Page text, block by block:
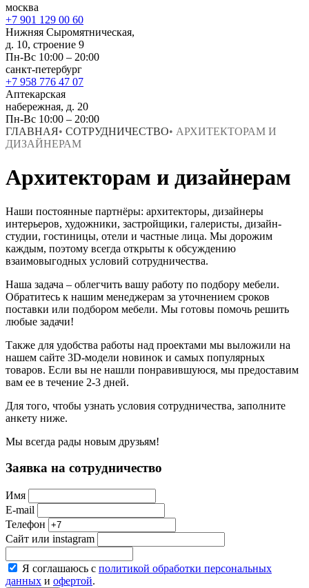
москва
+7 901 129 00 60
Нижняя Сыромятническая,
д. 10, строение 9
Пн-Вс 10:00 – 20:00
санкт-петербург
+7 958 776 47 07
Аптекарская
набережная, д. 20
Пн-Вс 10:00 – 20:00
ГЛАВНАЯ• СОТРУДНИЧЕСТВО• АРХИТЕКТОРАМ И
ДИЗАЙНЕРАМ
Архитекторам и дизайнерам
Наши постоянные партнёры: архитекторы, дизайнеры
интерьеров, художники, застройщики, галеристы, дизайн-
студии, гостиницы, отели и частные лица. Мы дорожим
каждым, поэтому всегда открыты к обсуждению
взаимовыгодных условий сотрудничества.
Наша задача – облегчить вашу работу по подбору мебели.
Обратитесь к нашим менеджерам за уточнением сроков
поставки или подбором мебели. Мы готовы помочь решить
любые задачи!
Также для удобства работы над проектами мы выложили на
нашем сайте 3D-модели новинок и самых популярных
товаров. Если вы не нашли понравившуюся, мы предоставим
вам ее в течение 2-3 дней.
Для того, чтобы узнать условия сотрудничества, заполните
анкету ниже.
Мы всегда рады новым друзьям!
Заявка на сотрудничество
Имя
E-mail
Телефон
Сайт или instagram
Я соглашаюсь с политикой обработки персональных
данных и офертой.